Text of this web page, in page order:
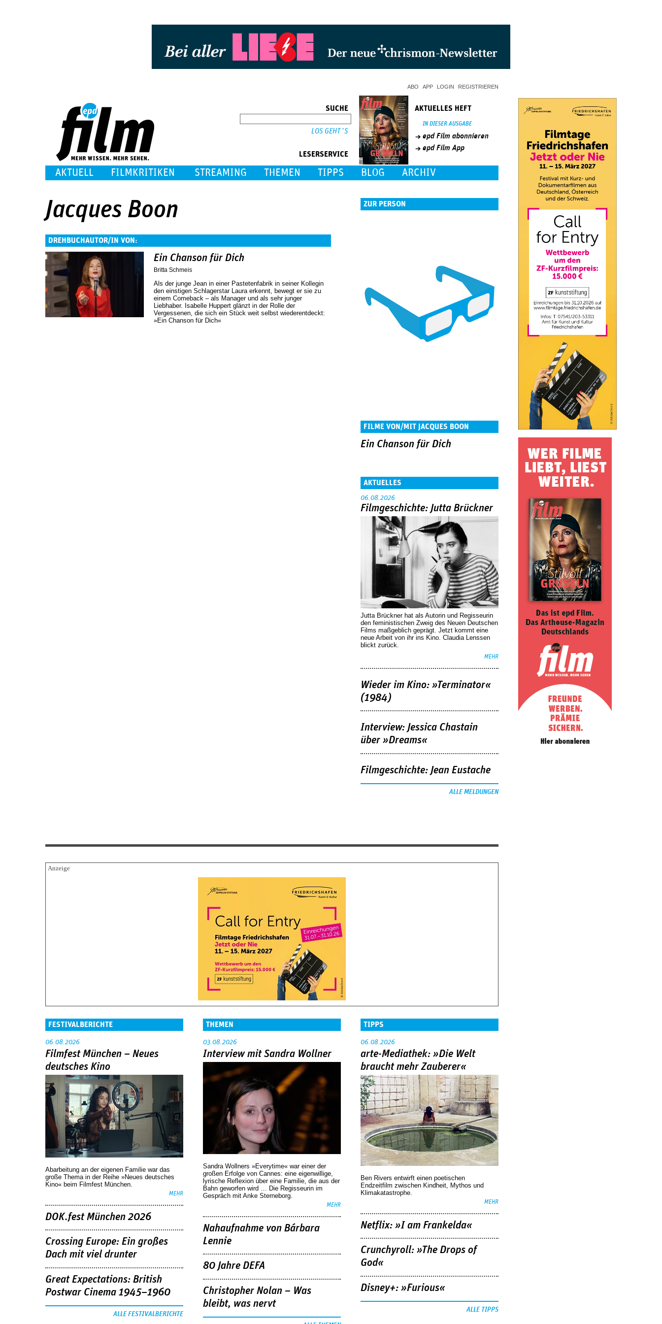
ABO APP LOGIN REGISTRIEREN
SUCHE
LESERSERVICE
AKTUELLES HEFT
IN DIESER AUSGABE
epd Film abonnieren
epd Film App
AKTUELL FILMKRITIKEN STREAMING THEMEN TIPPS BLOG ARCHIV
Jacques Boon
DREHBUCHAUTOR/IN VON:
Ein Chanson für Dich
Britta Schmeis
Als der junge Jean in einer Pastetenfabrik in seiner Kollegin
den einstigen Schlagerstar Laura erkennt, bewegt er sie zu
einem Comeback – als Manager und als sehr junger
Liebhaber. Isabelle Huppert glänzt in der Rolle der
Vergessenen, die sich ein Stück weit selbst wiederentdeckt:
»Ein Chanson für Dich«
ZUR PERSON
FILME VON/MIT JACQUES BOON
Ein Chanson für Dich
AKTUELLES
06.08.2026
Filmgeschichte: Jutta Brückner
Jutta Brückner hat als Autorin und Regisseurin
den feministischen Zweig des Neuen Deutschen
Films maßgeblich geprägt. Jetzt kommt eine
neue Arbeit von ihr ins Kino. Claudia Lenssen
blickt zurück.
MEHR
Wieder im Kino: »Terminator«
(1984)
Interview: Jessica Chastain
über »Dreams«
Filmgeschichte: Jean Eustache
ALLE MELDUNGEN
FESTIVALBERICHTE
06.08.2026
Filmfest München – Neues
deutsches Kino
Abarbeitung an der eigenen Familie war das
große Thema in der Reihe »Neues deutsches
Kino« beim Filmfest München.
MEHR
DOK.fest München 2026
Crossing Europe: Ein großes
Dach mit viel drunter
Great Expectations: British
Postwar Cinema 1945–1960
ALLE FESTIVALBERICHTE
THEMEN
03.08.2026
Interview mit Sandra Wollner
Sandra Wollners »Everytime« war einer der
großen Erfolge von Cannes: eine eigenwillige,
lyrische Reflexion über eine ­Familie, die aus der
Bahn geworfen wird … Die Regisseurin im
Gespräch mit Anke Sterneborg.
MEHR
Nahaufnahme von Bárbara
Lennie
80 Jahre DEFA
Christopher Nolan – Was
bleibt, was nervt
TIPPS
06.08.2026
arte-Mediathek: »Die Welt
braucht mehr Zauberer«
Ben Rivers entwirft einen poetischen
Endzeitfilm zwischen Kindheit, Mythos und
Klimakatastrophe.
MEHR
Netflix: »I am Frankelda«
Crunchyroll: »The Drops of
God«
Disney+: »Furious«
ALLE TIPPS